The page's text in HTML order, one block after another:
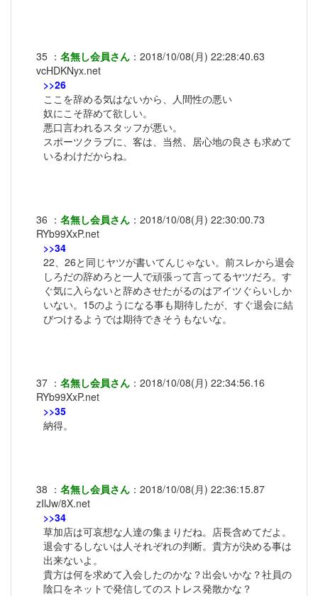
35 ： 名無し会員さん ： 2018/10/08(月) 22:28:40.63
vcHDKNyx.net
>>26
ここを辞める気はないから、人間性の悪い
奴にこそ辞めて欲しい。
悪口言われるスタッフが悪い。
スポーツクラブに、客は、当然、居心地の良さも求めて
いるわけだからね。
36 ： 名無し会員さん ： 2018/10/08(月) 22:30:00.73
RYb99XxP.net
>>34
22、26と同じヤツが書いてんじゃない。前スレから退会
しろだの辞めろと一人で頑張って言ってるヤツだろ。す
ぐ気に入らないと辞めさせたがるのはアイツぐらいしか
いない。15のようになる事も期待したが、すぐ退会に結
びつけるようでは期待できそうもないな。
37 ： 名無し会員さん ： 2018/10/08(月) 22:34:56.16
RYb99XxP.net
>>35
納得。
38 ： 名無し会員さん ： 2018/10/08(月) 22:36:15.87
zIlJw/8X.net
>>34
草加店は可哀想な人達の集まりだね。店長含めてだよ。
退会するしないは人それぞれの判断。貴方が決める事は
出来ないよ。
貴方は何を求めて入会したのかな？出会いかな？社員の
陰口をネットで発信してのストレス発散かな？